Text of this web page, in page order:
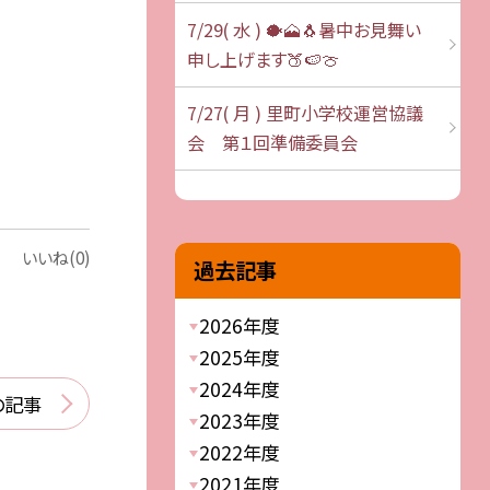
いいね(0)
事
7/29( 水 ) 🐡🗻🐧暑中お見舞い
申し上げます🍑🍉🍈
7/27( 月 ) 里町小学校運営協議
会 第１回準備委員会
過去記事
2026年度
2025年度
2024年度
2023年度
2022年度
2021年度